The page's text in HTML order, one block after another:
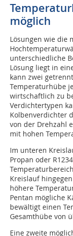
möglich
Lösungen wie die
unterschiedliche
Lösung liegt in
kann zwei
Temperaturhübe
wirtschaftlich zu
Verdichtertypen
Kolbenverdichter
von der Drehzahl
mit hohen
Im unteren
Propan oder
Kreislauf
höhere
Pentan mögliche
bewältigt einen
Gesamthübe von
Eine zweite